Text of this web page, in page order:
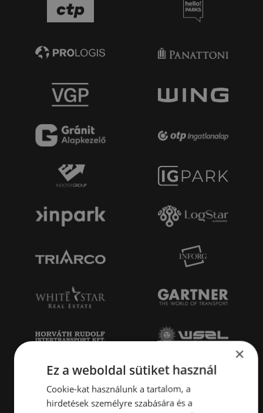
×
Ez a weboldal sütiket használ
Cookie-kat használunk a tartalom, a
hirdetések személyre szabására és a